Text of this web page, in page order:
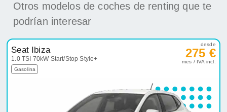
Otros modelos de coches de renting que te
podrían interesar
Seat Ibiza
1.0 TSI 70kW Start/Stop Style+
Gasolina
desde
275 €
mes / IVA incl.